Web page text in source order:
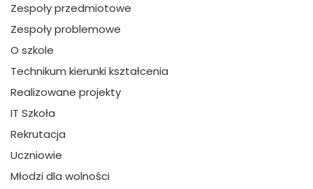
Zespoły przedmiotowe
Zespoły problemowe
O szkole
Technikum kierunki kształcenia
Realizowane projekty
IT Szkoła
Rekrutacja
Uczniowie
Młodzi dla wolności